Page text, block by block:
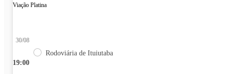
Viação Platina
19:00
30/08
Rodoviária de Ituiutaba